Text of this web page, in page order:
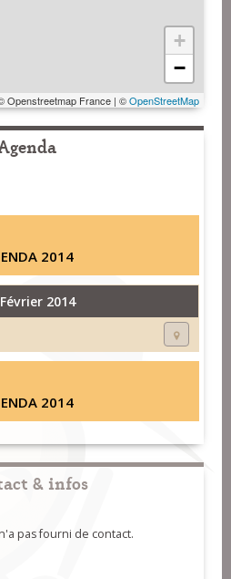
+
−
Openstreetmap France | ©OpenStreetMap
2014
Février 2014
2014
& infos
pas fourni de contact.